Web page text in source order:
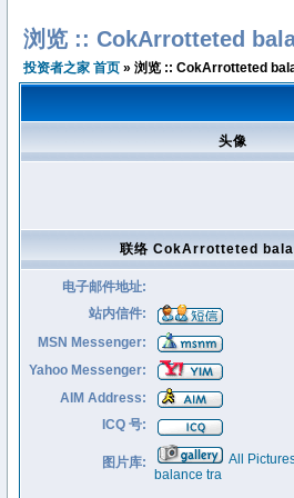
浏览 :: CokArrotteted
投资者之家 首页 » 浏览 :: CokArrotteted
头像
联络 CokArrotteted
电子邮件地址:
站内信件:
MSN Messenger:
Yahoo Messenger:
AIM Address:
ICQ 号:
图片库:
All
balance tra